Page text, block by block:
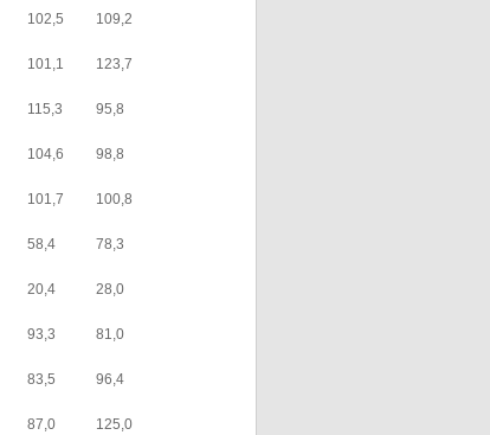
102,5 109,2
101,1 123,7
115,3 95,8
104,6 98,8
101,7 100,8
58,4 78,3
20,4 28,0
93,3 81,0
83,5 96,4
87,0 125,0